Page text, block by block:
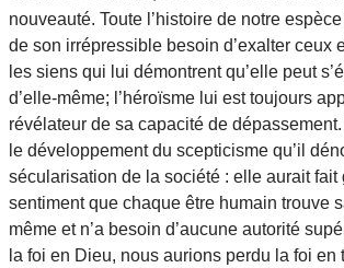
nouveauté. Toute l’histoire de notre
de son irrépressible besoin d’exalter ceux
les siens qui lui démontrent qu’elle peut
d’elle-même; l’héroïsme lui est toujours
révélateur de sa capacité de
le développement du scepticisme qu’il
sécularisation de la société : elle aurait fait
sentiment que chaque être humain trouve
même et n’a besoin d’aucune autorité
la foi en Dieu, nous aurions perdu la foi en